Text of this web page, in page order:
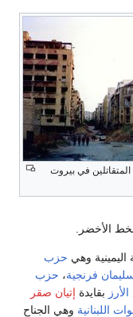
في بيروت
الأخضر.
اليمينية وهي حزب
فرنجية، حزب
بقايدة إتيان صقر
اللبنانية وهي الجناح